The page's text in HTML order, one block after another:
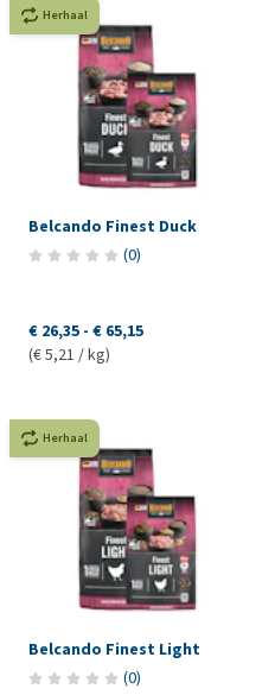
Herhaal
Belcando Finest Duck
(0)
€ 26,35 - € 65,15
(€ 5,21 / kg)
Herhaal
Belcando Finest Light
(0)